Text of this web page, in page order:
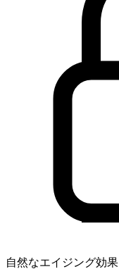
自然なエイジング効果